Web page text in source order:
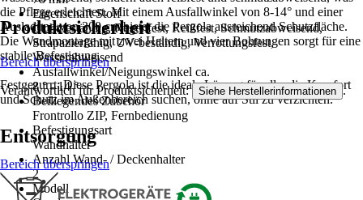
Eigenschaft Stoff
Lichtbeständig, Regenfest, Reißfest, Schmutzabweisend,
Strapazierfähig, UV-beständig, Verrottungsfest,
Wasserabweisend
Ausfallwinkel/Neigungswinkel ca.
8 ° - 14 °
Beiliegendes Zubehör
Frontrollo ZIP, Fernbedienung
Befestigungsart
Wandhalter
Anzahl Wand- / Deckenhalter
2
Modell
die Pflege erleichtert. Mit einem Ausfallwinkel von 8-14° und einer
Ausladung von 300 cm bietet die Pergola ausreichend Schutzfläche.
Die Wandmontage mit zwei Haltern und vier Bohrungen sorgt für eine
stabile Befestigung.
Festgezurrt: Diese Pergola ist die ideale Lösung für alle, die Komfort
und Schutz im Außenbereich suchen, ohne auf Stil zu verzichten.
Produktsicherheit
Bereich überspringen
Verantwortlich für Produktsicherheit: Siehe Herstellerinformationen .
Entsorgung
Bereich überspringen